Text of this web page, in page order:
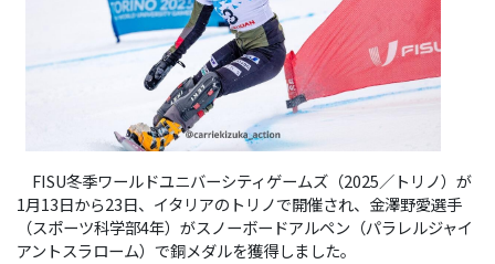
FISU冬季ワールドユニバーシティゲームズ（2025／トリノ）が
1月13日から23日、イタリアのトリノで開催され、金澤野愛選手
（スポーツ科学部4年）がスノーボードアルペン（パラレルジャイ
アントスラローム）で銅メダルを獲得しました。